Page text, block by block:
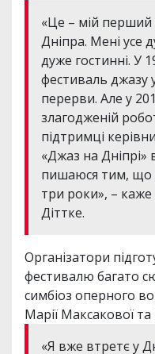
«Це – мій перший
Дніпра. Мені усе
дуже гостинні. У
фестиваль джазу
перерви. Але у
злагодженій
підтримці
«Джаз на Дніпрі»
пишаюся тим, що
три роки», –
Дiттке.
Організатори
фестивалю багато
симбіоз оперного
Марії Максакової
«Я вже втретє у